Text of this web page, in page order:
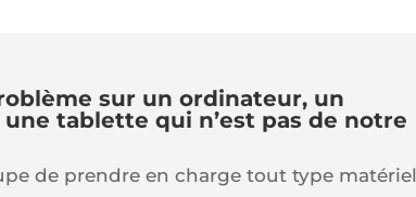
sur un ordinateur, un
tablette qui n’est pas de notre
de prendre en charge tout type matériel